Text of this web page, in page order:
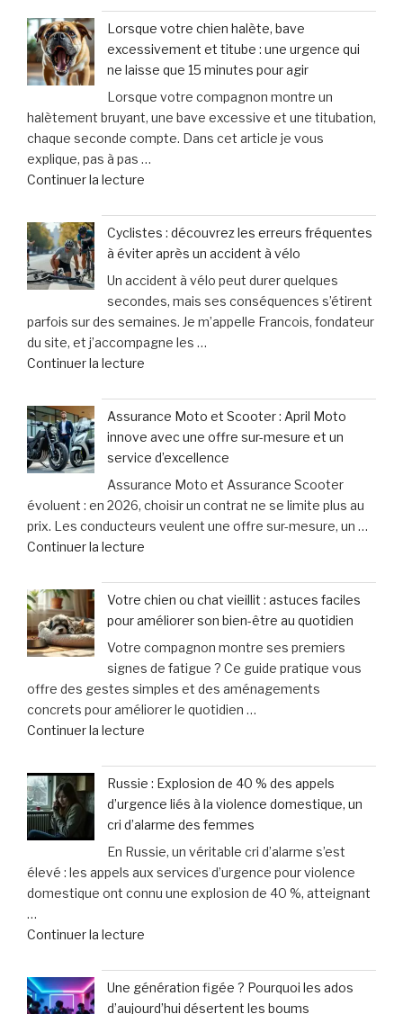
inquiétudes
médicales »
Avocats
&
Associés
:
un
soutien
personnalisé
et
dommages
corporels »
Lorsque votre chien halète, bave
excessivement et titube : une urgence qui
ne laisse que 15 minutes pour agir
Lorsque votre compagnon montre un
halètement bruyant, une bave excessive et une titubation,
chaque seconde compte. Dans cet article je vous
explique, pas à pas …
Continuer la lecture
votre
chien
halète,
bave
excessivement
et
titube
que
15
minutes
Cyclistes : découvrez les erreurs fréquentes
à éviter après un accident à vélo
Un accident à vélo peut durer quelques
secondes, mais ses conséquences s’étirent
parfois sur des semaines. Je m’appelle Francois, fondateur
du site, et j’accompagne les …
Continuer la lecture
:
découvrez
les
erreurs
fréquentes
à
éviter
Assurance Moto et Scooter : April Moto
innove avec une offre sur-mesure et un
service d’excellence
Assurance Moto et Assurance Scooter
évoluent : en 2026, choisir un contrat ne se limite plus au
prix. Les conducteurs veulent une offre sur-mesure, un …
Continuer la lecture
Moto
et
Scooter
:
April
Moto
innove
un
service
d’excellence »
Votre chien ou chat vieillit : astuces faciles
pour améliorer son bien-être au quotidien
Votre compagnon montre ses premiers
signes de fatigue ? Ce guide pratique vous
offre des gestes simples et des aménagements
concrets pour améliorer le quotidien …
Continuer la lecture
chien
ou
chat
vieillit
:
astuces
faciles
Russie : Explosion de 40 % des appels
d’urgence liés à la violence domestique, un
cri d’alarme des femmes
En Russie, un véritable cri d’alarme s’est
élevé : les appels aux services d’urgence pour violence
domestique ont connu une explosion de 40 %, atteignant
…
Continuer la lecture
:
Explosion
Une génération figée ? Pourquoi les ados
d’aujourd’hui désertent les boums